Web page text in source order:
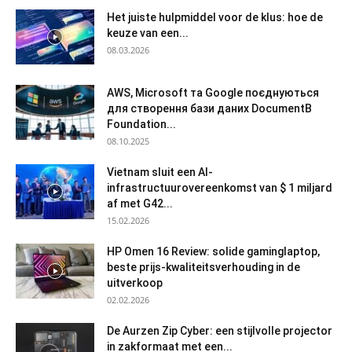
Het juiste hulpmiddel voor de klus: hoe de
keuze van een...
08.03.2026
AWS, Microsoft та Google поєднуються
для створення бази даних DocumentB
Foundation...
08.10.2025
Vietnam sluit een AI-
infrastructuurovereenkomst van $ 1 miljard
af met G42...
15.02.2026
HP Omen 16 Review: solide gaminglaptop,
beste prijs-kwaliteitsverhouding in de
uitverkoop
02.02.2026
De Aurzen Zip Cyber: een stijlvolle projector
in zakformaat met een...